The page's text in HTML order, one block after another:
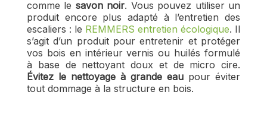
comme le savon noir. Vous pouvez utiliser un
produit encore plus adapté à l’entretien des
escaliers : le REMMERS entretien écologique. Il
s’agit d’un produit pour entretenir et protéger
vos bois en intérieur vernis ou huilés formulé
à base de nettoyant doux et de micro cire.
Évitez le nettoyage à grande eau pour éviter
tout dommage à la structure en bois.